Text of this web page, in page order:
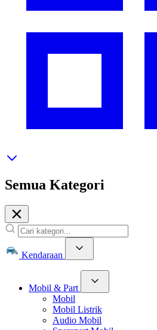
Semua Kategori
Kendaraan
Mobil & Part
Mobil
Mobil Listrik
Audio Mobil